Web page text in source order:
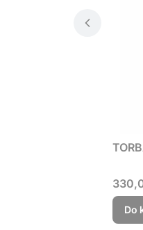
Cena
Do